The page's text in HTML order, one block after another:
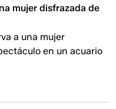
mujer disfrazada de
a una mujer
en un acuario